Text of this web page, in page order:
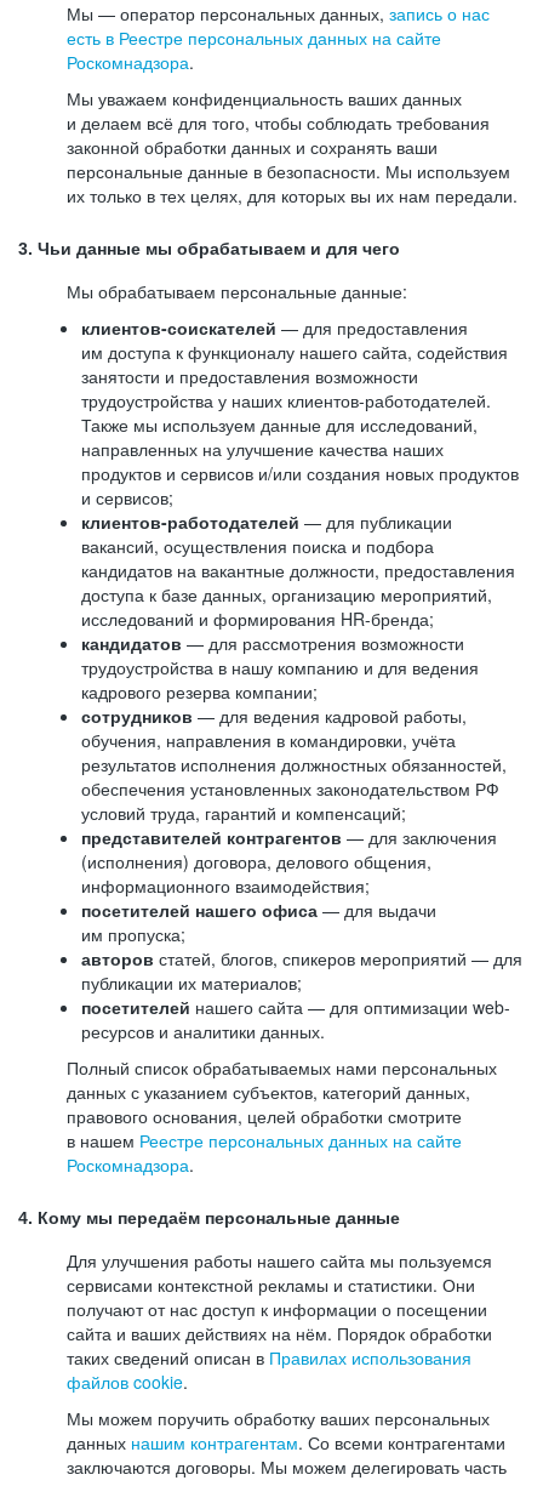
Мы — оператор персональных данных, запись о нас
есть в Реестре персональных данных на сайте
Роскомнадзора.
Мы уважаем конфиденциальность ваших данных
и делаем всё для того, чтобы соблюдать требования
законной обработки данных и сохранять ваши
персональные данные в безопасности. Мы используем
их только в тех целях, для которых вы их нам передали.
3. Чьи данные мы обрабатываем и для чего
Мы обрабатываем персональные данные:
клиентов-соискателей — для предоставления
им доступа к функционалу нашего сайта, содействия
занятости и предоставления возможности
трудоустройства у наших клиентов-работодателей.
Также мы используем данные для исследований,
направленных на улучшение качества наших
продуктов и сервисов и/или создания новых продуктов
и сервисов;
клиентов-работодателей — для публикации
вакансий, осуществления поиска и подбора
кандидатов на вакантные должности, предоставления
доступа к базе данных, организацию мероприятий,
исследований и формирования HR-бренда;
кандидатов — для рассмотрения возможности
трудоустройства в нашу компанию и для ведения
кадрового резерва компании;
сотрудников — для ведения кадровой работы,
обучения, направления в командировки, учёта
результатов исполнения должностных обязанностей,
обеспечения установленных законодательством РФ
условий труда, гарантий и компенсаций;
представителей контрагентов — для заключения
(исполнения) договора, делового общения,
информационного взаимодействия;
посетителей нашего офиса — для выдачи
им пропуска;
авторов статей, блогов, спикеров мероприятий — для
публикации их материалов;
посетителей нашего сайта — для оптимизации web-
ресурсов и аналитики данных.
Полный список обрабатываемых нами персональных
данных с указанием субъектов, категорий данных,
правового основания, целей обработки смотрите
в нашем Реестре персональных данных на сайте
Роскомнадзора.
4. Кому мы передаём персональные данные
Для улучшения работы нашего сайта мы пользуемся
сервисами контекстной рекламы и статистики. Они
получают от нас доступ к информации о посещении
сайта и ваших действиях на нём. Порядок обработки
таких сведений описан в Правилах использования
файлов cookie.
Мы можем поручить обработку ваших персональных
данных нашим контрагентам. Со всеми контрагентами
заключаются договоры. Мы можем делегировать часть